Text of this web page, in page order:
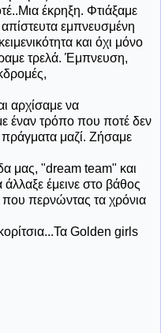
έκρηξη. Φτιάξαμε
εμπνευσμένη
και όχι μόνο
τρελά. Έμπνευση,
αρχίσαμε να
έναν τρόπο που ποτέ δεν
μαζί. Ζήσαμε
μας, "dream team" και
έμεινε στο βάθος
που περνώντας τα χρόνια
Golden girls